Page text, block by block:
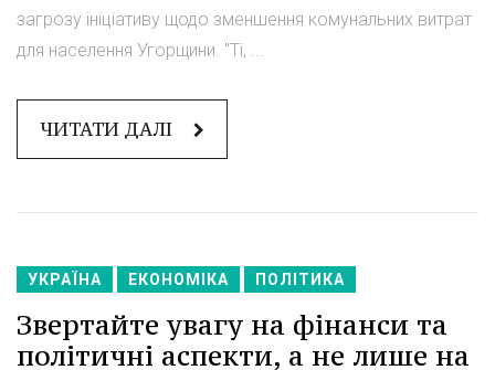
загрозу ініціативу щодо зменшення комунальних витрат
для населення Угорщини. "Ті, ...
ЧИТАТИ ДАЛІ
УКРАЇНА ЕКОНОМІКА ПОЛІТИКА
Звертайте увагу на фінанси та
політичні аспекти, а не лише на